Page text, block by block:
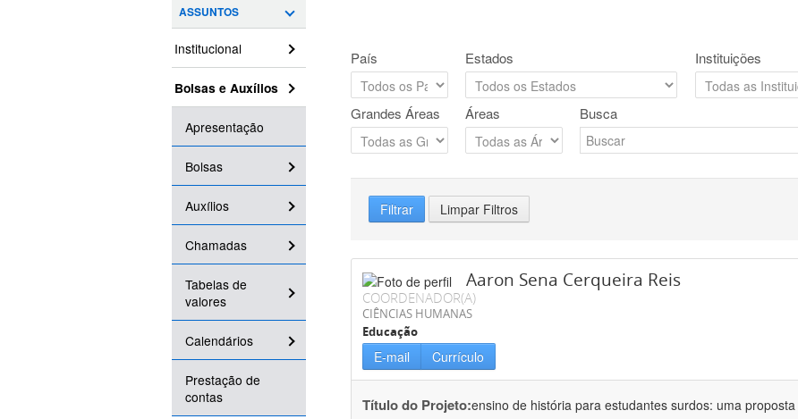
ASSUNTOS
Institucional
Bolsas e Auxílios
Apresentação
Bolsas
Auxílios
Chamadas
Tabelas de
valores
Calendários
Prestação de
contas
País Estados Instituições
Grandes Áreas Áreas Busca
Filtrar Limpar Filtros
Aaron Sena Cerqueira Reis
COORDENADOR(A)
CIÊNCIAS HUMANAS
Educação
E-mail Currículo
Título do Projeto:ensino de história para estudantes surdos: uma